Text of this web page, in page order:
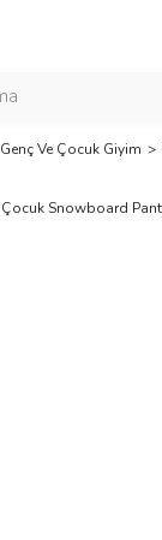
Genç Ve Çocuk Giyim